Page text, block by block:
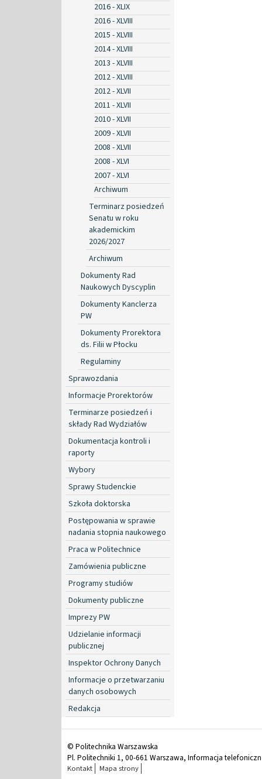
2016 - XLIX
2016 - XLVIII
2015 - XLVIII
2014 - XLVIII
2013 - XLVIII
2012 - XLVIII
2012 - XLVII
2011 - XLVII
2010 - XLVII
2009 - XLVII
2008 - XLVII
2008 - XLVI
2007 - XLVI
Archiwum
Terminarz posiedzeń
Senatu w roku
akademickim
2026/2027
Archiwum
Dokumenty Rad
Naukowych Dyscyplin
Dokumenty Kanclerza
PW
Dokumenty Prorektora
ds. Filii w Płocku
Regulaminy
Sprawozdania
Informacje Prorektorów
Terminarze posiedzeń i
składy Rad Wydziałów
Dokumentacja kontroli i
raporty
Wybory
Sprawy Studenckie
Szkoła doktorska
Postępowania w sprawie
nadania stopnia naukowego
Praca w Politechnice
Zamówienia publiczne
Programy studiów
Dokumenty publiczne
Imprezy PW
Udzielanie informacji
publicznej
Inspektor Ochrony Danych
Informacje o przetwarzaniu
danych osobowych
Redakcja
© Politechnika Warszawska
Pl. Politechniki 1, 00-661 Warszawa, Informacja
Kontakt Mapa strony